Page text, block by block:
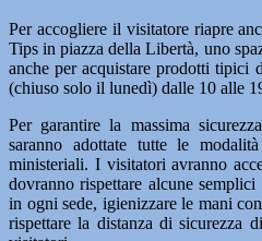
Per accogliere il visitatore riapre
Tips in piazza della Libertà, uno
anche per acquistare prodotti tipici
(chiuso solo il lunedì) dalle 10 alle
Per garantire la massima
saranno adottate tutte le
ministeriali. I visitatori avranno
dovranno rispettare alcune
in ogni sede, igienizzare le mani
rispettare la distanza di sicurezza